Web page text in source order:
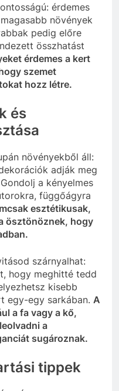
érdemes
növények
pedig előre
összhatást
érdemes a kert
szemet
hozz létre.
és
növényekből áll:
adják meg
a kényelmes
függőágyra
esztétikusak,
ösztönöznek, hogy
szárnyalhat:
hogy meghitté tedd
kisebb
egy-egy sarkában. A
a fa vagy a kő,
a
sugároznak.
tippek